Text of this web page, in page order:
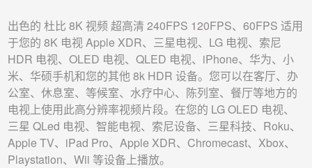
出色的 杜比 8K 视频 超高清 240FPS 120FPS、60FPS 适用
于您的 8K 电视 Apple XDR、三星电视、LG 电视、索尼
HDR 电视、OLED 电视、QLED 电视、iPhone、华为、小
米、华硕手机和您的其他 8k HDR 设备。您可以在客厅、办
公室、休息室、等候室、水疗中心、陈列室、餐厅等地方的
电视上使用此高分辨率视频片段。在您的 LG OLED 电视、
三星 QLed 电视、智能电视、索尼设备、三星科技、Roku、
Apple TV、iPad Pro、Apple XDR、Chromecast、Xbox、
Playstation、Wii 等设备上播放。